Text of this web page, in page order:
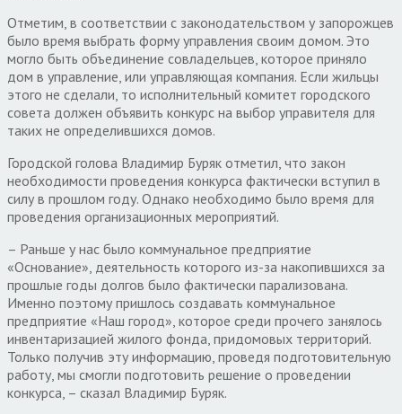
Отметим, в соответствии с законодательством у запорожцев
было время выбрать форму управления своим домом. Это
могло быть объединение совладельцев, которое приняло
дом в управление, или управляющая компания. Если жильцы
этого не сделали, то исполнительный комитет городского
совета должен объявить конкурс на выбор управителя для
таких не определившихся домов.
Городской голова Владимир Буряк отметил, что закон
необходимости проведения конкурса фактически вступил в
силу в прошлом году. Однако необходимо было время для
проведения организационных мероприятий.
– Раньше у нас было коммунальное предприятие
«Основание», деятельность которого из-за накопившихся за
прошлые годы долгов было фактически парализована.
Именно поэтому пришлось создавать коммунальное
предприятие «Наш город», которое среди прочего занялось
инвентаризацией жилого фонда, придомовых территорий.
Только получив эту информацию, проведя подготовительную
работу, мы смогли подготовить решение о проведении
конкурса, – сказал Владимир Буряк.